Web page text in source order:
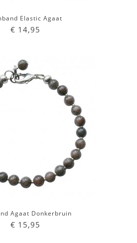
Elastic Agaat
€ 14,95
Agaat Donkerbruin
€ 15,95